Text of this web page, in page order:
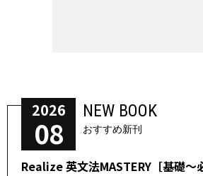
2026
08
NEW BOOK
おすすめ新刊
Realize 英文法MASTERY［基礎～